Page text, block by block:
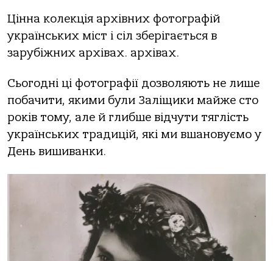
Цінна колекція архівних фотографій
українських міст і сіл зберігається в
зарубіжних архівах. архівах.
Сьогодні ці фотографії дозволяють не лише
побачити, якими були Заліщики майже сто
років тому, але й глибше відчути тяглість
українських традицій, які ми вшановуємо у
День вишиванки.